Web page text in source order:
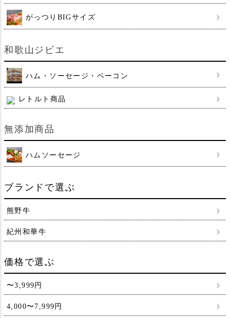
がっつりBIGサイズ
和歌山ジビエ
ハム・ソーセージ・ベーコン
レトルト商品
無添加商品
ハムソーセージ
ブランドで選ぶ
熊野牛
紀州和華牛
価格で選ぶ
〜3,999円
4,000〜7,999円